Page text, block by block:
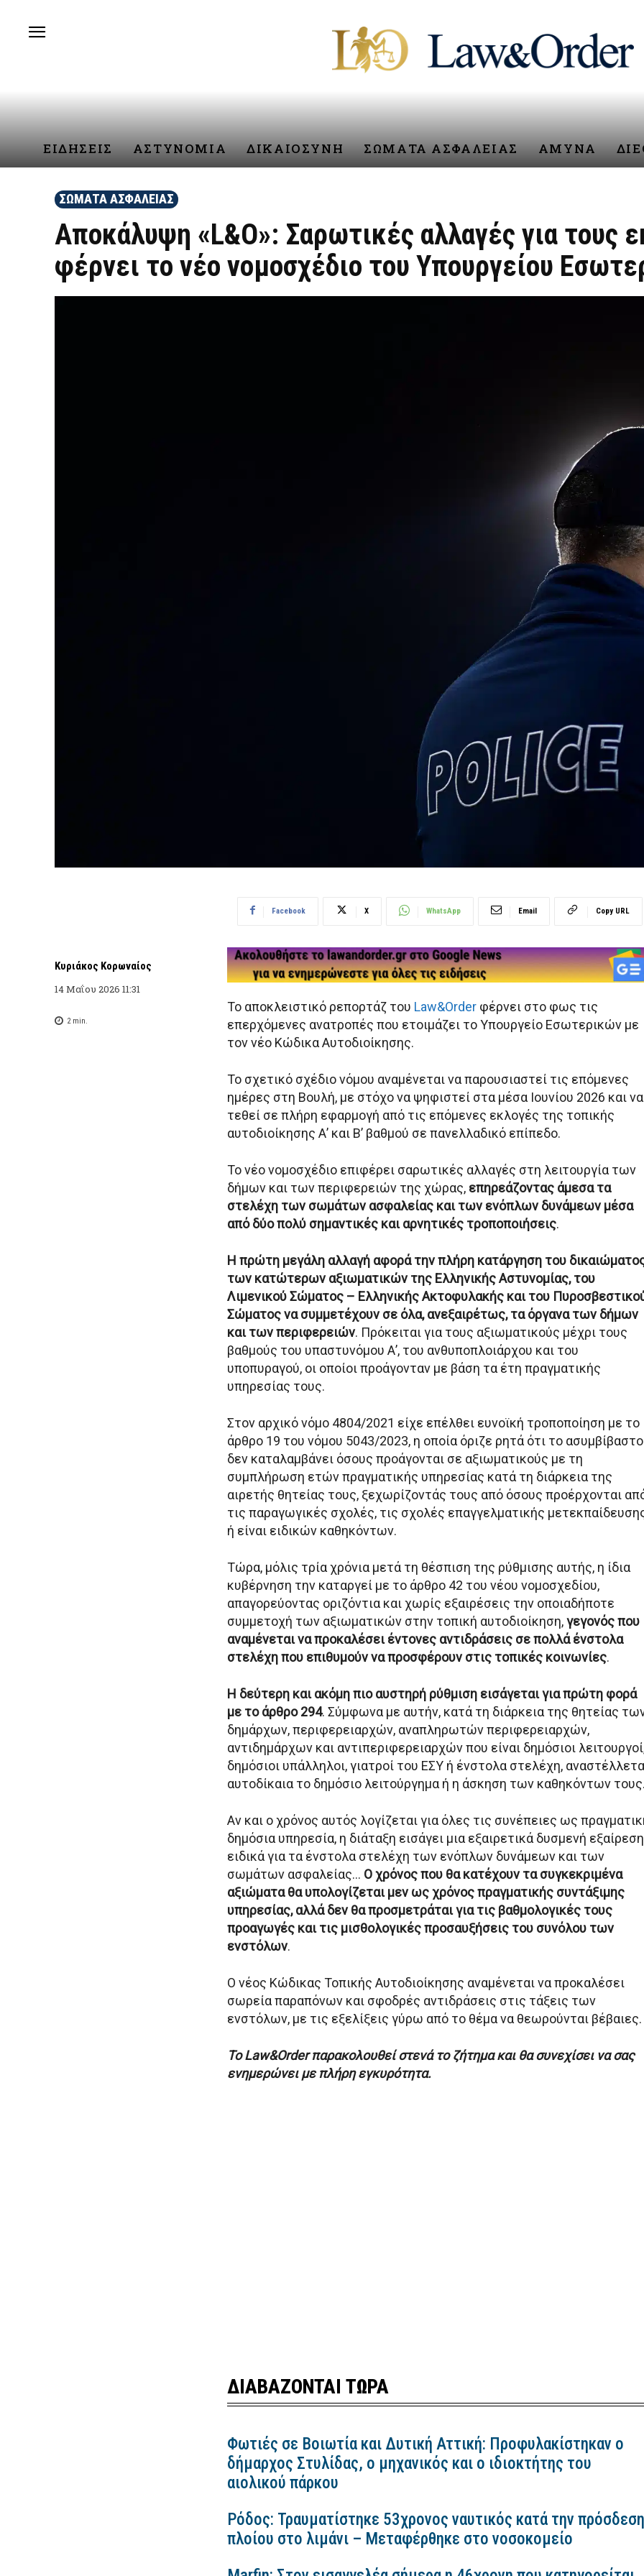
ΕΙΔΗΣΕΙΣ ΑΣΤΥΝΟΜΙΑ ΔΙΚΑΙΟΣΥΝΗ ΣΩΜΑΤΑ ΑΣΦΑΛΕΙΑΣ ΑΜΥΝΑ
ΣΩΜΑΤΑ ΑΣΦΑΛΕΙΑΣ
Αποκάλυψη «L&O»: Σαρωτικές αλλαγές για τους
φέρνει το νέο νομοσχέδιο του Υπουργείου
Κυριάκος Κορωναίος
14 Μαΐου 2026 11:31
2min.
Facebook X WhatsApp Email Copy URL
Το αποκλειστικό ρεπορτάζ του Law&Order φέρνει στο φως τις
επερχόμενες ανατροπές που ετοιμάζει το Υπουργείο Εσωτερικών με
τον νέο Κώδικα Αυτοδιοίκησης.
Το σχετικό σχέδιο νόμου αναμένεται να παρουσιαστεί τις επόμενες
ημέρες στη Βουλή, με στόχο να ψηφιστεί στα μέσα Ιουνίου 2026 και να
τεθεί σε πλήρη εφαρμογή από τις επόμενες εκλογές της τοπικής
αυτοδιοίκησης Α’ και Β’ βαθμού σε πανελλαδικό επίπεδο.
Το νέο νομοσχέδιο επιφέρει σαρωτικές αλλαγές στη λειτουργία των
δήμων και των περιφερειών της χώρας, επηρεάζοντας άμεσα τα
στελέχη των σωμάτων ασφαλείας και των ενόπλων δυνάμεων μέσα
από δύο πολύ σημαντικές και αρνητικές τροποποιήσεις.
Η πρώτη μεγάλη αλλαγή αφορά την πλήρη κατάργηση του
των κατώτερων αξιωματικών της Ελληνικής Αστυνομίας, του
Λιμενικού Σώματος – Ελληνικής Ακτοφυλακής και του
Σώματος να συμμετέχουν σε όλα, ανεξαιρέτως, τα όργανα των δήμων
και των περιφερειών. Πρόκειται για τους αξιωματικούς μέχρι τους
βαθμούς του υπαστυνόμου Α’, του ανθυποπλοιάρχου και του
υποπυραγού, οι οποίοι προάγονταν με βάση τα έτη πραγματικής
υπηρεσίας τους.
Στον αρχικό νόμο 4804/2021 είχε επέλθει ευνοϊκή τροποποίηση με το
άρθρο 19 του νόμου 5043/2023, η οποία όριζε ρητά ότι το ασυμβίβαστο
δεν καταλαμβάνει όσους προάγονται σε αξιωματικούς με τη
συμπλήρωση ετών πραγματικής υπηρεσίας κατά τη διάρκεια της
αιρετής θητείας τους, ξεχωρίζοντάς τους από όσους προέρχονται
τις παραγωγικές σχολές, τις σχολές επαγγελματικής
ή είναι ειδικών καθηκόντων.
Τώρα, μόλις τρία χρόνια μετά τη θέσπιση της ρύθμισης αυτής, η ίδια
κυβέρνηση την καταργεί με το άρθρο 42 του νέου νομοσχεδίου,
απαγορεύοντας οριζόντια και χωρίς εξαιρέσεις την οποιαδήποτε
συμμετοχή των αξιωματικών στην τοπική αυτοδιοίκηση,γεγονός που
αναμένεται να προκαλέσει έντονες αντιδράσεις σε πολλά ένστολα
στελέχη που επιθυμούν να προσφέρουν στις τοπικές κοινωνίες.
Η δεύτερη και ακόμη πιο αυστηρή ρύθμιση εισάγεται για πρώτη φορά
με το άρθρο 294. Σύμφωνα με αυτήν, κατά τη διάρκεια της θητείας
δημάρχων, περιφερειαρχών, αναπληρωτών περιφερειαρχών,
αντιδημάρχων και αντιπεριφερειαρχών που είναι δημόσιοι
δημόσιοι υπάλληλοι, γιατροί του ΕΣΥ ή ένστολα στελέχη,
αυτοδίκαια το δημόσιο λειτούργημα ή η άσκηση των καθηκόντων τους.
Αν και ο χρόνος αυτός λογίζεται για όλες τις συνέπειες ως
δημόσια υπηρεσία, η διάταξη εισάγει μια εξαιρετικά δυσμενή εξαίρεση
ειδικά για τα ένστολα στελέχη των ενόπλων δυνάμεων και των
σωμάτων ασφαλείας… Ο χρόνος που θα κατέχουν τα συγκεκριμένα
αξιώματα θα υπολογίζεται μεν ως χρόνος πραγματικής συντάξιμης
υπηρεσίας, αλλά δεν θα προσμετράται για τις βαθμολογικές τους
προαγωγές και τις μισθολογικές προσαυξήσεις του συνόλου των
ενστόλων.
Ο νέος Κώδικας Τοπικής Αυτοδιοίκησης αναμένεται να προκαλέσει
σωρεία παραπόνων και σφοδρές αντιδράσεις στις τάξεις των
ενστόλων, με τις εξελίξεις γύρω από το θέμα να θεωρούνται βέβαιες.
Το Law&Order παρακολουθεί στενά το ζήτημα και θα συνεχίσει να σας
ενημερώνει με πλήρη εγκυρότητα.
ΔΙΑΒΑΖΟΝΤΑΙ ΤΩΡΑ
Φωτιές σε Βοιωτία και Δυτική Αττική: Προφυλακίστηκαν ο
δήμαρχος Στυλίδας, ο μηχανικός και ο ιδιοκτήτης του
αιολικού πάρκου
Ρόδος: Τραυματίστηκε 53χρονος ναυτικός κατά την πρόσδεση
πλοίου στο λιμάνι – Μεταφέρθηκε στο νοσοκομείο